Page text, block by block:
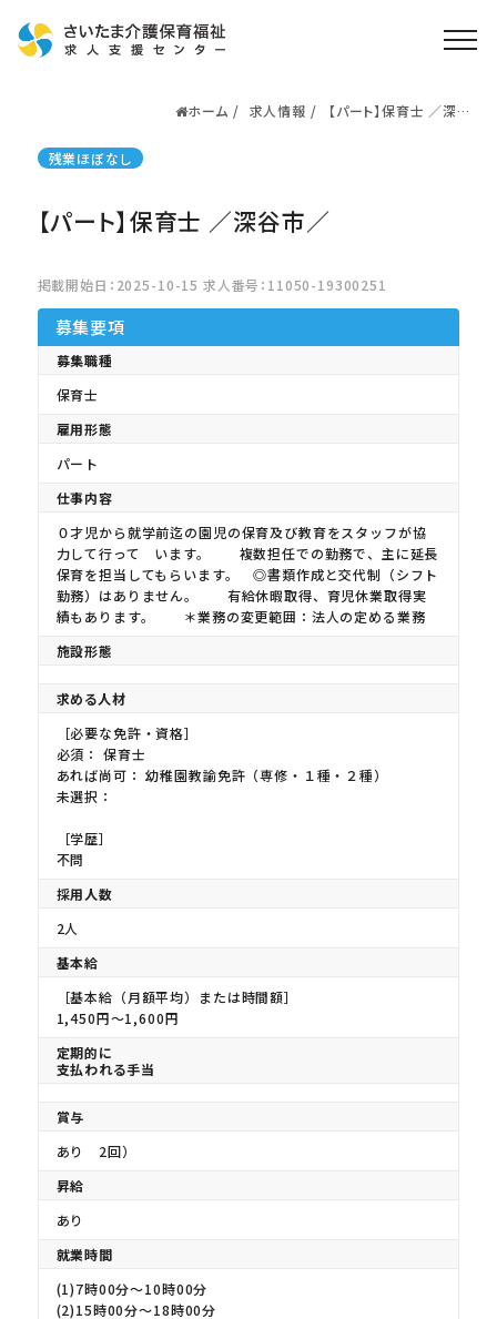
求人検索
資格取得なら
さいたま介護アカデミー
お役立ち情報
ご利用の流れ
よくある質問
プライバシーポリシー
ホーム 求人情報
【パート】保育士 ／深谷
残業ほぼなし
【パート】保育士 ／深谷市／
掲載開始日：2025-10-15 求人番号：11050-19300251
募集要項
募集職種
保育士
雇用形態
パート
仕事内容
０才児から就学前迄の園児の保育及び教育をスタッフが協
力して行って います。 複数担任での勤務で、主に延長
保育を担当してもらいます。 ◎書類作成と交代制（シフト
勤務）はありません。 有給休暇取得、育児休業取得実
績もあります。 ＊業務の変更範囲：法人の定める業務
施設形態
求める人材
［必要な免許・資格］
必須： 保育士
あれば尚可： 幼稚園教諭免許（専修・１種・２種）
未選択：
［学歴］
不問
採用人数
2人
基本給
［基本給（月額平均）または時間額］
1,450円〜1,600円
定期的に
支払われる手当
賞与
あり 2回）
昇給
あり
就業時間
(1)7時00分〜10時00分
(2)15時00分〜18時00分